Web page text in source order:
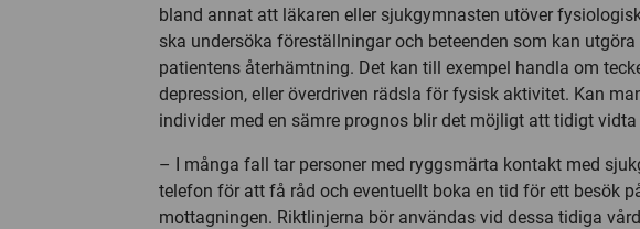
bland annat att läkaren eller sjukgymnasten utöver
ska undersöka föreställningar och beteenden som kan
patientens återhämtning. Det kan till exempel handla om
depression, eller överdriven rädsla för fysisk aktivitet. Kan
individer med en sämre prognos blir det möjligt att tidigt vidta
– I många fall tar personer med ryggsmärta kontakt med
telefon för att få råd och eventuellt boka en tid för ett besök
mottagningen. Riktlinjerna bör användas vid dessa tidiga